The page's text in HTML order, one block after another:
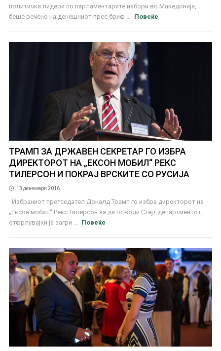
политички лидери по парламентарите избори во Македонија,
беше речено на денешниот прес бриф ...
Повеќе
ТРАМП ЗА ДРЖАВЕН СЕКРЕТАР ГО ИЗБРА
ДИРЕКТОРОТ НА „ЕКСОН МОБИЛ“ РЕКС
ТИЛЕРСОН И ПОКРАЈ ВРСКИТЕ СО РУСИЈА
13 декември 2016
Избраниот претседател Доналд Трамп го избра директорот на
„Ексон мобил“ Рекс Тилерсон за да го води Стејт департментот,
отфрлувајќи ја загри ...
Повеќе